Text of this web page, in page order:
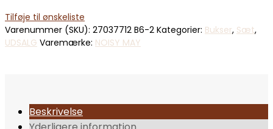
Tilføje til ønskeliste
Varenummer (SKU): 27037712 B6-2 Kategorier: Bukser, Sæt,
UDSALG Varemærke: NOISY MAY
Beskrivelse